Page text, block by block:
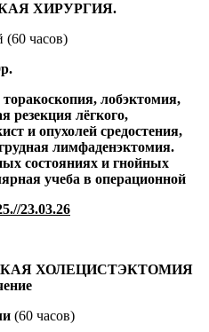
ХИРУРГИЯ.
(60 часов)
лобэктомия,
резекция лёгкого,
и опухолей средостения,
лимфаденэктомия.
состояниях и гнойных
учеба в операционной
5.//23.03.26
ХОЛЕЦИСТЭКТОМИЯ
(60 часов)